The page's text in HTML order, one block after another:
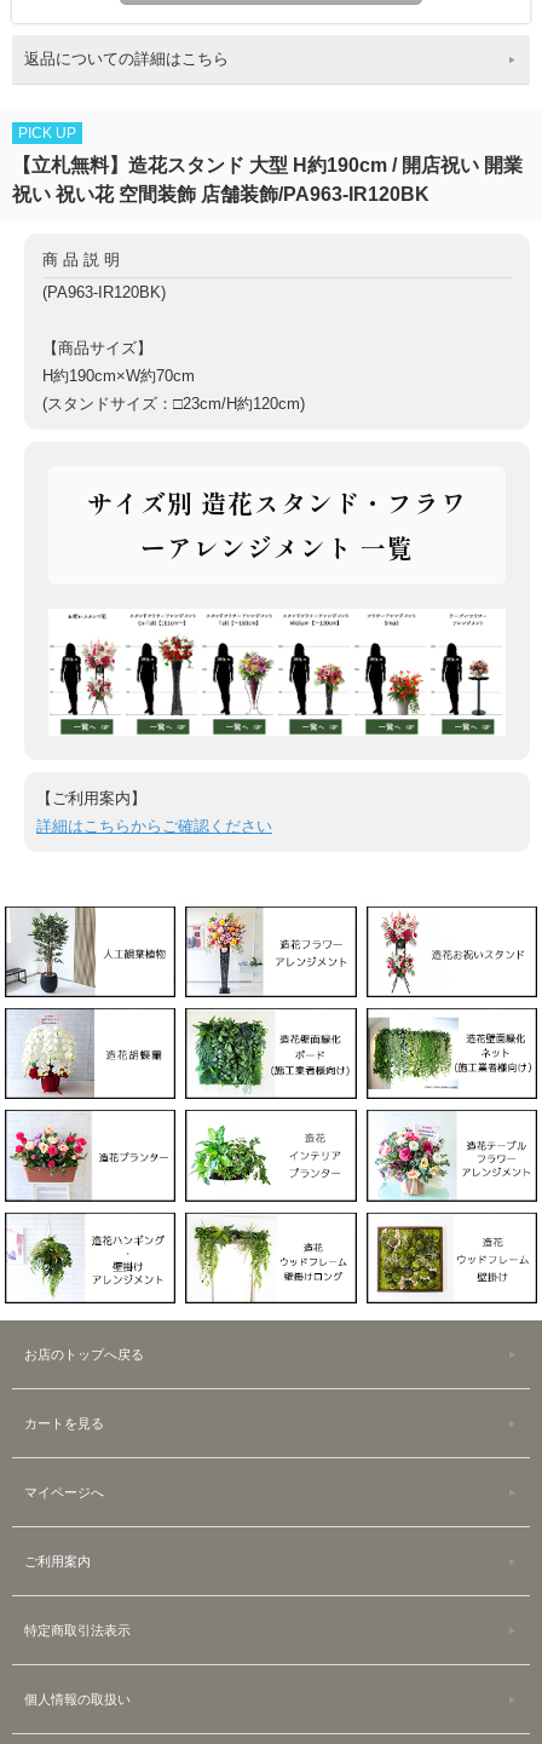
返品についての詳細はこちら
PICK UP
【立札無料】造花スタンド 大型 H約190cm / 開店祝い 開業
祝い 祝い花 空間装飾 店舗装飾/PA963-IR120BK
商品説明
(PA963-IR120BK)
【商品サイズ】
H約190cm×W約70cm
(スタンドサイズ：□23cm/H約120cm)
サイズ別 造花スタンド・フラワ
ーアレンジメント 一覧
【ご利用案内】
詳細はこちらからご確認ください
お店のトップへ戻る
カートを見る
マイページへ
ご利用案内
特定商取引法表示
個人情報の取扱い